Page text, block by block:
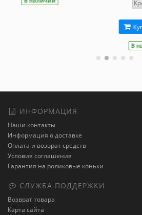
ИНФОРМАЦИЯ
Наши контакты
Информация о доставке
Оплата и возврат средств
Условия соглашения
Гарантия на роликовые коньки
СЛУЖБА ПОДДЕРЖКИ
Возврат товара
Карта сайта